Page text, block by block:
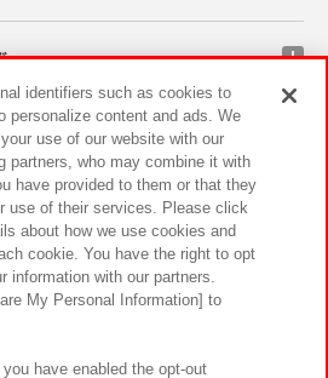
ン
テナビリティ サイトポリシー
ウェブアクセシビリティ方針と検証結果
もに
方針 よくあるご質問・お問い合わせ
identifiers such as cookies to
personalize content and ads. We
use of our website with our
partners, who may combine it with
have provided to them or that they
use of their services. Please click
about how we use cookies and
cookie. You have the right to opt
information with our partners.
My Personal Information] to
have enabled the opt-out